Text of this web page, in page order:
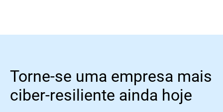
Torne-se uma empresa mais
ciber-resiliente ainda hoje